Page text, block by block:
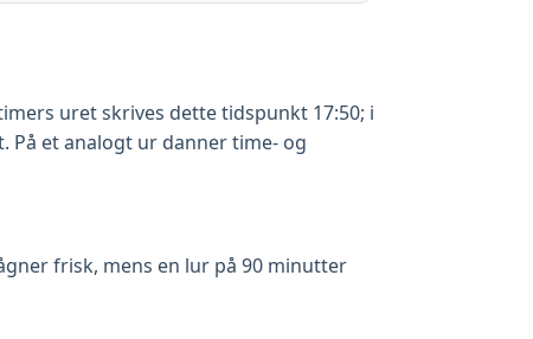
uret skrives dette tidspunkt 17:50; i
På et analogt ur danner time- og
frisk, mens en lur på 90 minutter